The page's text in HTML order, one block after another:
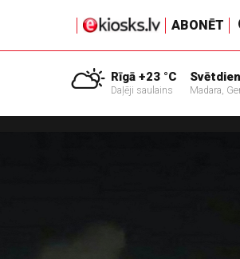
ABONĒT
Rīgā +23 °C
Daļēji saulains Madara,